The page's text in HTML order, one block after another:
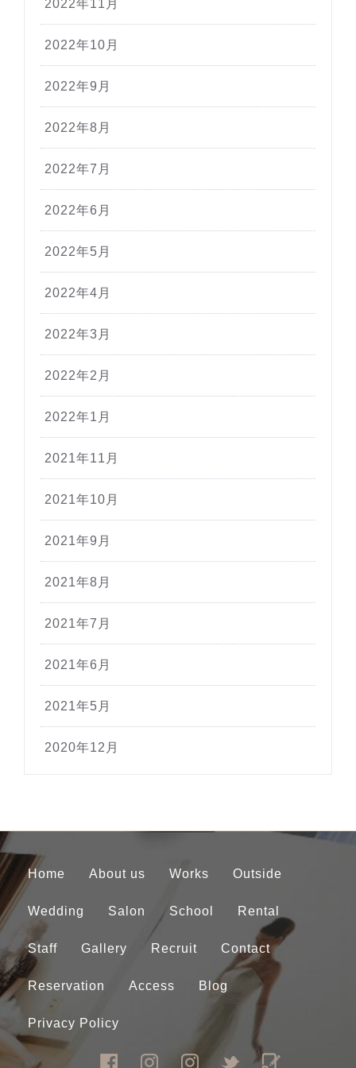
2022年11月
2022年10月
2022年9月
2022年8月
2022年7月
2022年6月
2022年5月
2022年4月
2022年3月
2022年2月
2022年1月
2021年11月
2021年10月
2021年9月
2021年8月
2021年7月
2021年6月
2021年5月
2020年12月
Home About us Works Outside
Wedding Salon School Rental
Staff Gallery Recruit Contact
Reservation Access Blog
Privacy Policy